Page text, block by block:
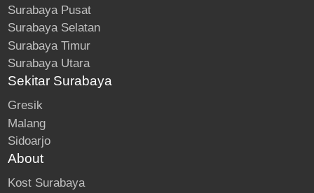
Surabaya Pusat
Surabaya Selatan
Surabaya Timur
Surabaya Utara
Sekitar Surabaya
Gresik
Malang
Sidoarjo
About
Kost Surabaya